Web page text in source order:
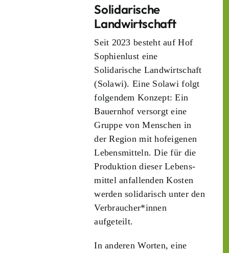
Solidarische
Landwirtschaft
Seit 2023 besteht auf Hof
Sophienlust eine
Solidarische Landwirtschaft
(Solawi). Eine Solawi folgt
folgendem Konzept: Ein
Bauern­hof versorgt eine
Gruppe von Menschen in
der Region mit hof­eigenen
Lebens­mitteln. Die für die
Produktion dieser Lebens­
mittel anfallenden Kosten
werden solidarisch unter den
Verbraucher*­innen
aufgeteilt.
In anderen Worten, eine